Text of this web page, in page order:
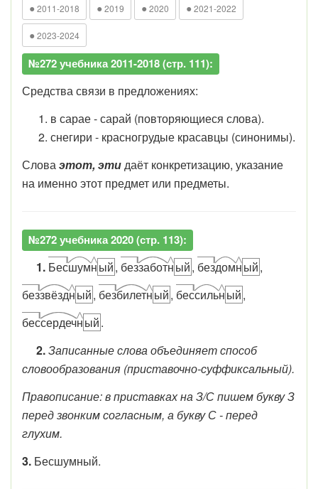
● 2011-2018 ● 2019 ● 2020 ● 2021-2022
● 2023-2024
№272 учебника 2011-2018 (стр. 111):
Средства связи в предложениях:
в сарае - сарай (повторяющиеся слова).
снегири - красногрудые красавцы (синонимы).
Словаэтот, этидаёт конкретизацию, указание
на именно этот предмет или предметы.
№272 учебника 2020 (стр. 113):
1. Бесшумный, беззаботный, бездомный,
беззвёздный, безбилетный, бессильный,
бессердечный.
2.Записанные слова объединяет способ
словообразования (приставочно-суффиксальный).
Правописание: в приставках на З/С пишем букву З
перед звонким согласным, а букву С - перед
глухим.
3. Бесшумный.